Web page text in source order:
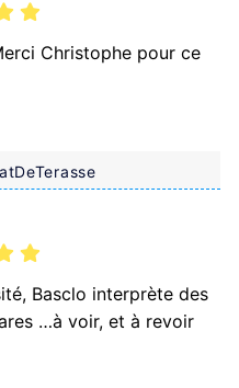
Christophe pour ce
Basclo interprète des
…à voir, et à revoir